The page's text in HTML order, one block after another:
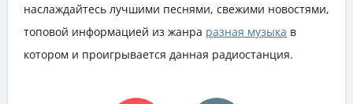
наслаждайтесь лучшими песнями, свежими новостями,
топовой информацией из жанра разная музыка в
котором и проигрывается данная радиостанция.